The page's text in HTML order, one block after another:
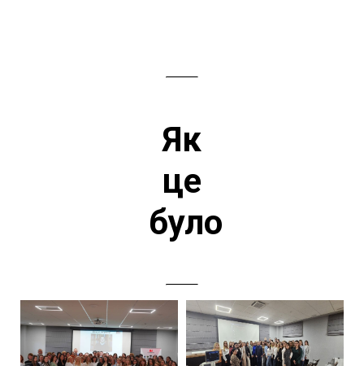
Як
це
було